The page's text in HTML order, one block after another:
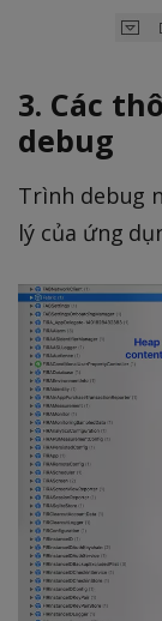
3. Các
debug
Trình debug
lý của ứng